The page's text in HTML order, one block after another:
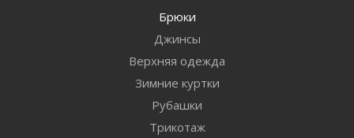
Брюки
Джинсы
Верхняя одежда
Зимние куртки
Рубашки
Трикотаж